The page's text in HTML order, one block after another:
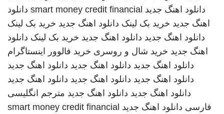
دانلود اهنگ جدید smart money credit financial دانلود
اهنگ جدید خرید بک لینک دانلود اهنگ جدید خرید بک لینک
دانلود اهنگ جدید دانلود اهنگ جدید خرید بک لینک دانلود
اهنگ جدید خرید شال و روسری خرید فالوور اینستاگرام
دانلود اهنگ جدید دانلود اهنگ جدید دانلود اهنگ جدید
دانلود اهنگ جدید دانلود اهنگ جدید دانلود اهنگ جدید
دانلود اهنگ جدید دانلود اهنگ جدید مترجم انگلیسی
فارسی دانلود اهنگ جدید smart money credit financial